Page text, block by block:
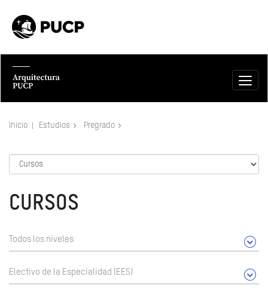
Inicio Estudios Pregrado
CURSOS
Todos los niveles
Electivo de la Especialidad (EES)